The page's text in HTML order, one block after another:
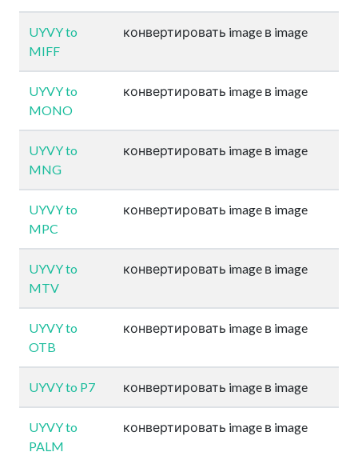
UYVY to
MIFF
конвертировать image в image
UYVY to
MONO
конвертировать image в image
UYVY to
MNG
конвертировать image в image
UYVY to
MPC
конвертировать image в image
UYVY to
MTV
конвертировать image в image
UYVY to
OTB
конвертировать image в image
UYVY to P7 конвертировать image в image
UYVY to
PALM
конвертировать image в image